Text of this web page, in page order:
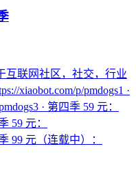
互联网社区，社交，行业
xiaobot.com/p/pmdogs1 ·
· 第四季 59 元：
59 元：
99 元（连载中）：